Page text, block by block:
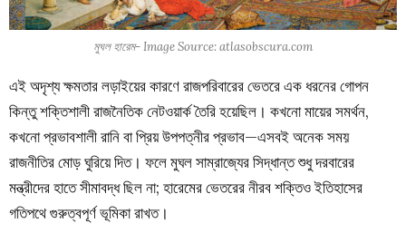
মুঘল হারেম- Image Source: atlasobscura.com
এই অদৃশ্য ক্ষমতার লড়াইয়ের কারণে রাজপরিবারের ভেতরে এক ধরনের গোপন
কিন্তু শক্তিশালী রাজনৈতিক নেটওয়ার্ক তৈরি হয়েছিল। কখনো মায়ের সমর্থন,
কখনো প্রভাবশালী রানি বা প্রিয় উপপত্নীর প্রভাব—এসবই অনেক সময়
রাজনীতির মোড় ঘুরিয়ে দিত। ফলে মুঘল সাম্রাজ্যের সিদ্ধান্ত শুধু দরবারের
মন্ত্রীদের হাতে সীমাবদ্ধ ছিল না; হারেমের ভেতরের নীরব শক্তিও ইতিহাসের
গতিপথে গুরুত্বপূর্ণ ভূমিকা রাখত।